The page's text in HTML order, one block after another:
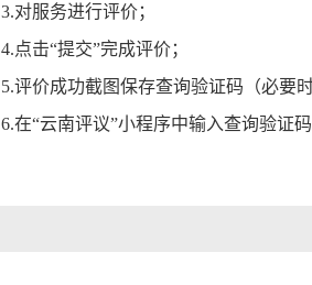
3.对服务进行评价；
4.点击“提交”完成评价；
5.评价成功截图保存查询验证码（必要
6.在“云南评议”小程序中输入查询验证